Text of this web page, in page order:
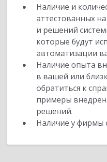
Наличие и
аттестованных
и решений
которые будут
автоматизации
Наличие опыта
в вашей или
обратиться к
примеры
решений.
Наличие у фирмы